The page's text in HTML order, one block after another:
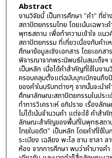
Abstract
งานวิจัยนี้ เป็นการศึกษา "คำ" ที่ช่
สถาปัตยกรรมไทย โดยเน้นเฉพาะ
พุทธสถาน เพื่อทำความเข้าใจ แน
สถาปัตยกรรม ที่เกี่ยวเนื่องกับคำเ
ศึกษาข้อมูลเชิงเอกสาร โดยเอกส
พิจารณาจากพระนิพนธ์ในสมเด็จฯ
เป็นหลัก เมื่อได้คำสำคัญที่ใช้ในงา
ครอบคลุมตั้งแต่ฉบับบุกเบิกจนถึง
ของคำในบริบทต่างๆ จากนั้นจะนำ
ศึกษาลักษณะสถาปัตยกรรมในประ
ทำการวิเคราะห์ อภิปราย เรื่องลั
ไม่ได้เน้นจำนวนคำ แต่จะใช้ คำสำ
ลักษณะสำคัญของพื้นที่ในพุทธสถา
ไทยในอดีต" เป็นหลัก โดยคำที่ใช้ใ
ระเบียง เฉลียง พะไล ชาน ชาลา
ห้อง จากการศึกษา พบว่าคำบางค